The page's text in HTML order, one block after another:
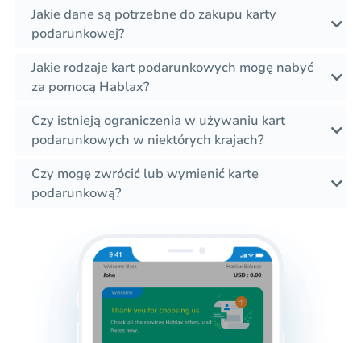
Jakie dane są potrzebne do zakupu karty
podarunkowej?
Jakie rodzaje kart podarunkowych mogę nabyć
za pomocą Hablax?
Czy istnieją ograniczenia w używaniu kart
podarunkowych w niektórych krajach?
Czy mogę zwrócić lub wymienić kartę
podarunkową?